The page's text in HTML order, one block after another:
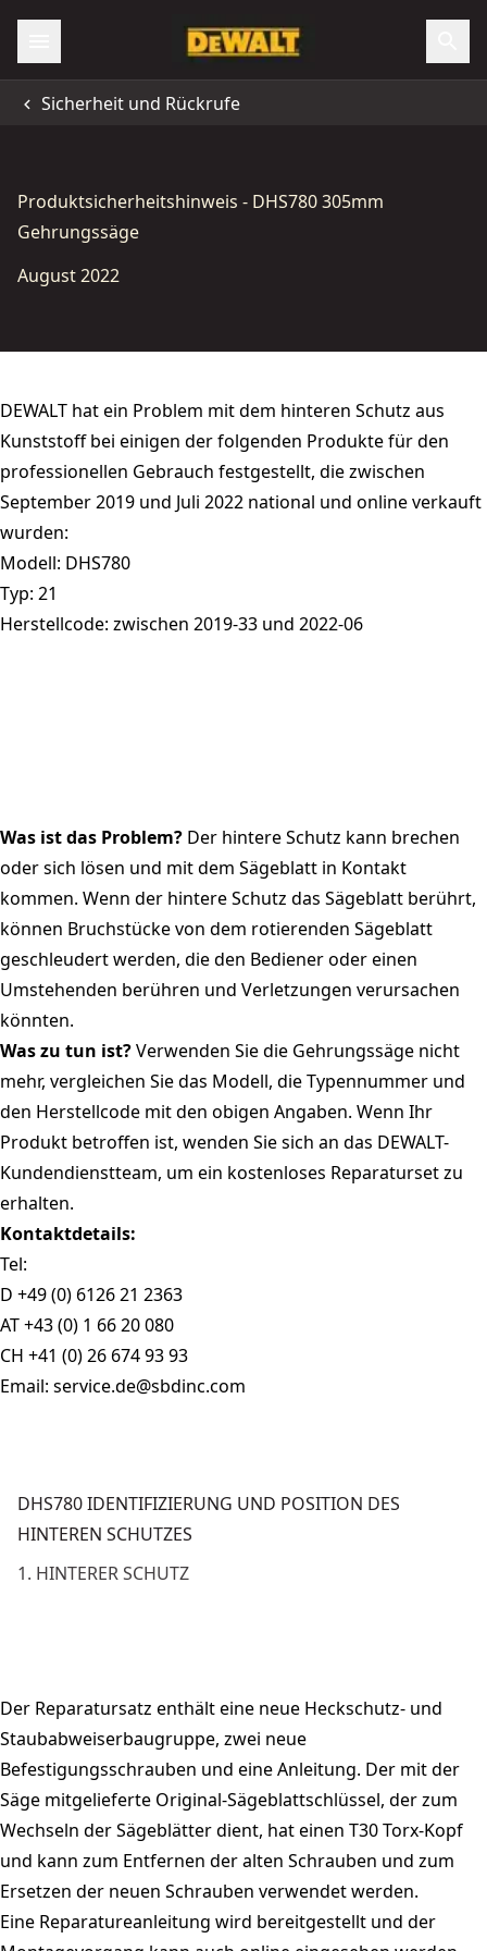
Sicherheit und Rückrufe
Produktsicherheitshinweis - DHS780 305mm
Gehrungssäge
August 2022
DEWALT hat ein Problem mit dem hinteren Schutz aus
Kunststoff bei einigen der folgenden Produkte für den
professionellen Gebrauch festgestellt, die zwischen
September 2019 und Juli 2022 national und online verkauft
wurden:
Modell: DHS780
Typ: 21
Herstellcode: zwischen 2019-33 und 2022-06
Was ist das Problem? Der hintere Schutz kann brechen
oder sich lösen und mit dem Sägeblatt in Kontakt
kommen. Wenn der hintere Schutz das Sägeblatt berührt,
können Bruchstücke von dem rotierenden Sägeblatt
geschleudert werden, die den Bediener oder einen
Umstehenden berühren und Verletzungen verursachen
könnten.
Was zu tun ist?Verwenden Sie die Gehrungssäge nicht
mehr, vergleichen Sie das Modell, die Typennummer und
den Herstellcode mit den obigen Angaben. Wenn Ihr
Produkt betroffen ist, wenden Sie sich an das DEWALT-
Kundendienstteam, um ein kostenloses Reparaturset zu
erhalten.
Kontaktdetails:
Tel:
D +49 (0) 6126 21 2363
AT+43 (0) 1 66 20 080
CH +41 (0) 26 674 93 93
Email: service.de@sbdinc.com
DHS780 IDENTIFIZIERUNG UND POSITION DES
HINTEREN SCHUTZES
1. HINTERER SCHUTZ
Der Reparatursatz enthält eine neue Heckschutz- und
Staubabweiserbaugruppe, zwei neue
Befestigungsschrauben und eine Anleitung. Der mit der
Säge mitgelieferte Original-Sägeblattschlüssel, der zum
Wechseln der Sägeblätter dient, hat einen T30 Torx-Kopf
und kann zum Entfernen der alten Schrauben und zum
Ersetzen der neuen Schrauben verwendet werden.
Eine Reparatureanleitung wird bereitgestellt und der